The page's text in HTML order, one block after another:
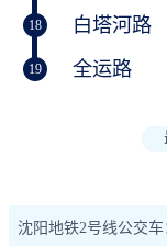
18 白塔河路
19 全运路
沈阳地铁2号线公交